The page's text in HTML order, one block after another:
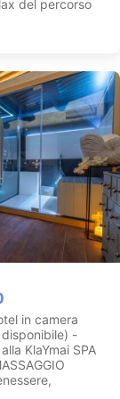
del percorso
in camera
-
KlaYmai SPA